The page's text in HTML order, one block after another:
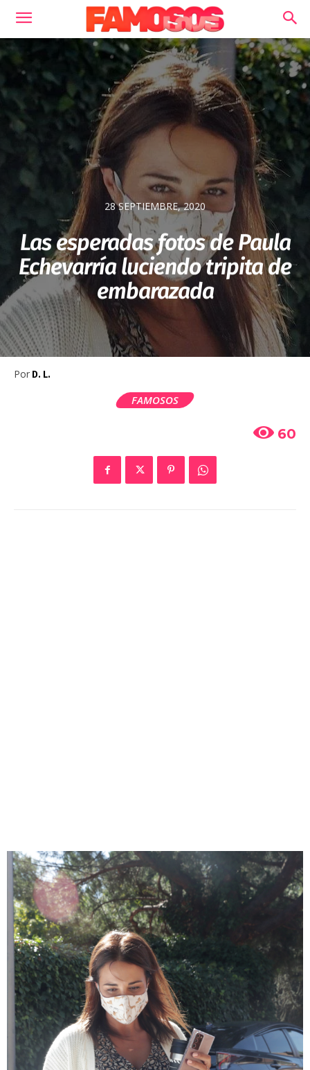
28 SEPTIEMBRE, 2020
Las esperadas fotos de Paula
Echevarría luciendo tripita de
embarazada
Por D. L.
FAMOSOS
60